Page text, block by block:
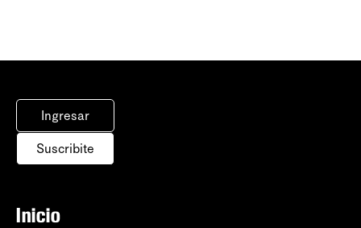
Ingresar
Suscribite
Inicio